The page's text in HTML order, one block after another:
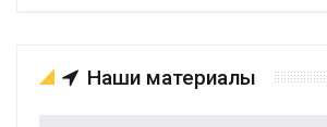
Наши материалы